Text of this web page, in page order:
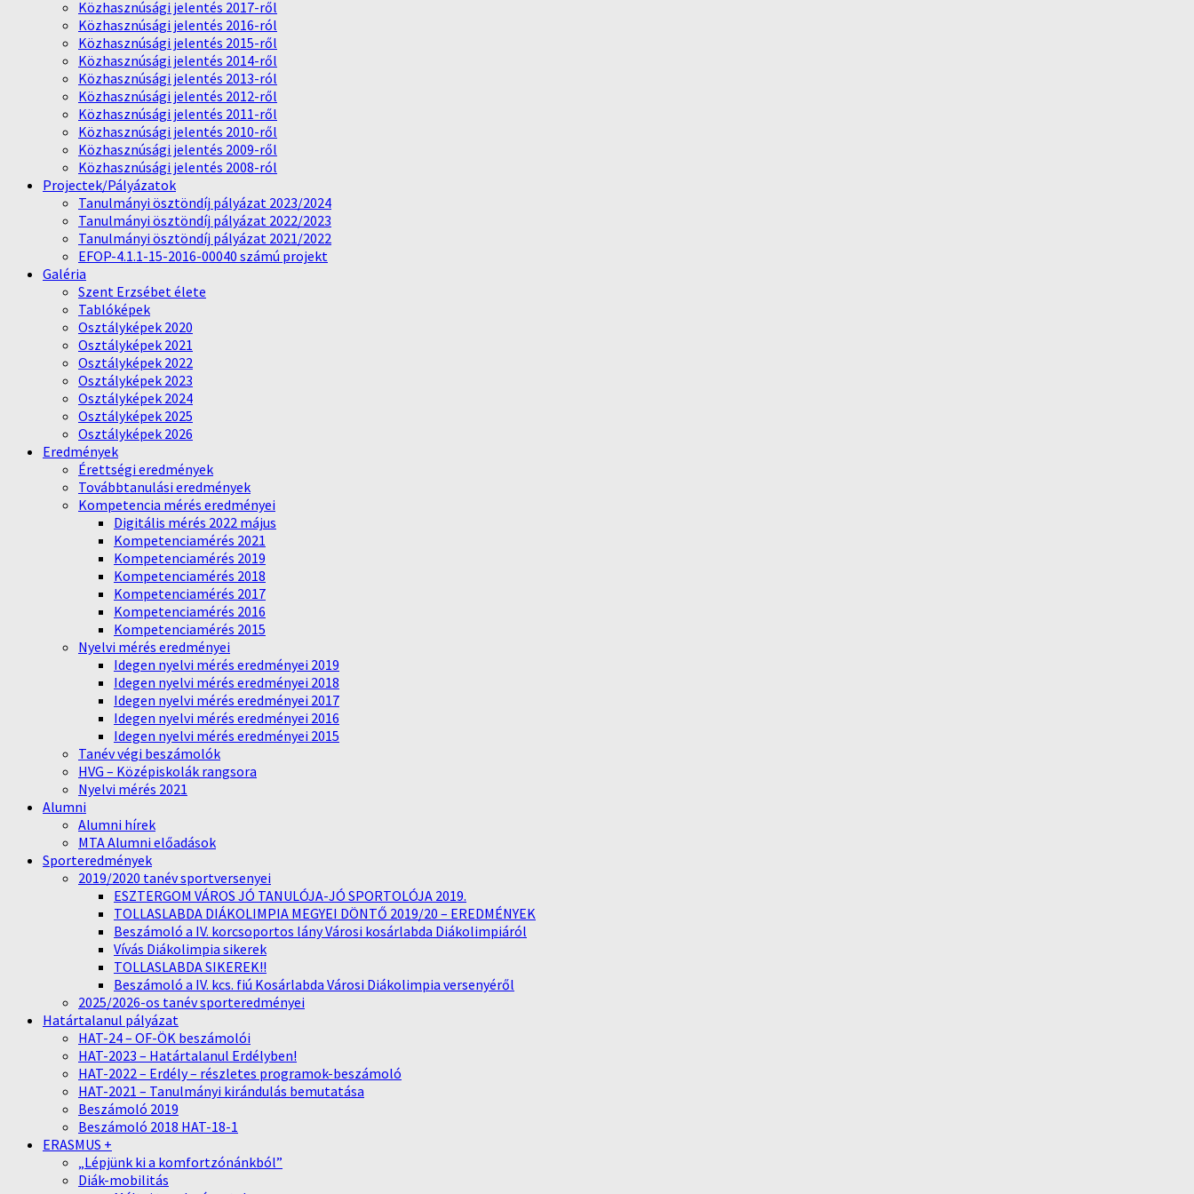
Közhasznúsági jelentés 2017-ről
Közhasznúsági jelentés 2016-ról
Közhasznúsági jelentés 2015-ről
Közhasznúsági jelentés 2014-ről
Közhasznúsági jelentés 2013-ról
Közhasznúsági jelentés 2012-ről
Közhasznúsági jelentés 2011-ről
Közhasznúsági jelentés 2010-ről
Közhasznúsági jelentés 2009-ről
Közhasznúsági jelentés 2008-ról
Projectek/Pályázatok
Tanulmányi ösztöndíj pályázat 2023/2024
Tanulmányi ösztöndíj pályázat 2022/2023
Tanulmányi ösztöndíj pályázat 2021/2022
EFOP-4.1.1-15-2016-00040 számú projekt
Galéria
Szent Erzsébet élete
Tablóképek
Osztályképek 2020
Osztályképek 2021
Osztályképek 2022
Osztályképek 2023
Osztályképek 2024
Osztályképek 2025
Osztályképek 2026
Eredmények
Érettségi eredmények
Továbbtanulási eredmények
Kompetencia mérés eredményei
Digitális mérés 2022 május
Kompetenciamérés 2021
Kompetenciamérés 2019
Kompetenciamérés 2018
Kompetenciamérés 2017
Kompetenciamérés 2016
Kompetenciamérés 2015
Nyelvi mérés eredményei
Idegen nyelvi mérés eredményei 2019
Idegen nyelvi mérés eredményei 2018
Idegen nyelvi mérés eredményei 2017
Idegen nyelvi mérés eredményei 2016
Idegen nyelvi mérés eredményei 2015
Tanév végi beszámolók
HVG – Középiskolák rangsora
Nyelvi mérés 2021
Alumni
Alumni hírek
MTA Alumni előadások
Sporteredmények
2019/2020 tanév sportversenyei
ESZTERGOM VÁROS JÓ TANULÓJA-JÓ SPORTOLÓJA 2019.
TOLLASLABDA DIÁKOLIMPIA MEGYEI DÖNTŐ 2019/20 – EREDMÉNYEK
Beszámoló a IV. korcsoportos lány Városi kosárlabda Diákolimpiáról
Vívás Diákolimpia sikerek
TOLLASLABDA SIKEREK!!
Beszámoló a IV. kcs. fiú Kosárlabda Városi Diákolimpia versenyéről
2025/2026-os tanév sporteredményei
Határtalanul pályázat
HAT-24 – OF-ÖK beszámolói
HAT-2023 – Határtalanul Erdélyben!
HAT-2022 – Erdély – részletes programok-beszámoló
HAT-2021 – Tanulmányi kirándulás bemutatása
Beszámoló 2019
Beszámoló 2018 HAT-18-1
ERASMUS +
„Lépjünk ki a komfortzónánkból”
Diák-mobilitás